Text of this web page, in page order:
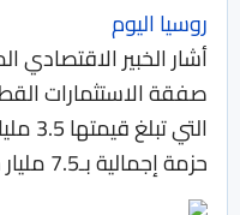
روسيا اليوم
أشار الخبير
صفقة الاستثمارات
التي
حزمة إجمالية بـ7.5 مليار دولار.